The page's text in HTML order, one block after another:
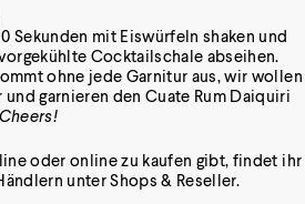
Sekunden mit Eiswürfeln shaken und
Cocktailschale abseihen.
ohne jede Garnitur aus, wir wollen
garnieren den Cuate Rum Daiquiri
Cheers!
oder online zu kaufen gibt, findet ihr
unterShops & Reseller.